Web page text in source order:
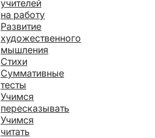
учителей
на работу
Развитие
художественного
мышления
Стихи
Суммативные
тесты
Учимся
пересказывать
Учимся
читать